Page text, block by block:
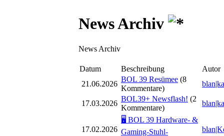
News Archiv
News Archiv
Datum Beschreibung
Autor
21.06.2026
BOL 39 Resümee (8
Kommentare)
17.03.2026
BOL39+ Newsflash! (2
Kommentare)
17.02.2026
🖥️ BOL 39 Hardware- &
Gaming-Stuhl-